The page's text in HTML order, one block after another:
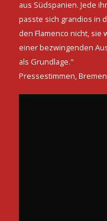
aus Südspanien. Jede
passte sich grandios in
den Flamenco nicht, sie
einer bezwingenden
als Grundlage."
Pressestimmen, Bremen